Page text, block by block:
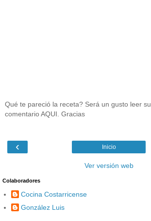
Qué te pareció la receta? Será un gusto leer su
comentario AQUI. Gracias
‹ Inicio
Ver versión web
Colaboradores
Cocina Costarricense
González Luis